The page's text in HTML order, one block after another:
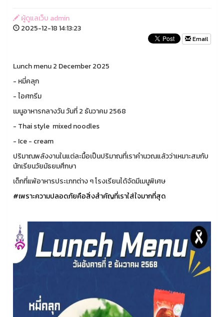
ผู้ดูแลเว็บ admin
2025-12-18 14:13:23
Email
Lunch menu 2 December 2025
- หมี่คลุก
- ไอศกรีม
เมนูอาหารกลางวัน วันที่ 2 ธันวาคม 2568
- Thai style mixed noodles
- Ice - cream
ปริมาณพลังงานในแต่ละมื้อเป็นปริมาณที่เราคำนวณแล้วว่าเหมาะสมกับ
นักเรียนวัยมัธยมศึกษา
เด็กที่แพ้อาหารประเภทต่าง ๆ โรงเรียนได้จัดมีเมนูพิเศษ
#เพราะความปลอดภัยคือสิ่งสำคัญที่เราใส่ใจมากที่สุด